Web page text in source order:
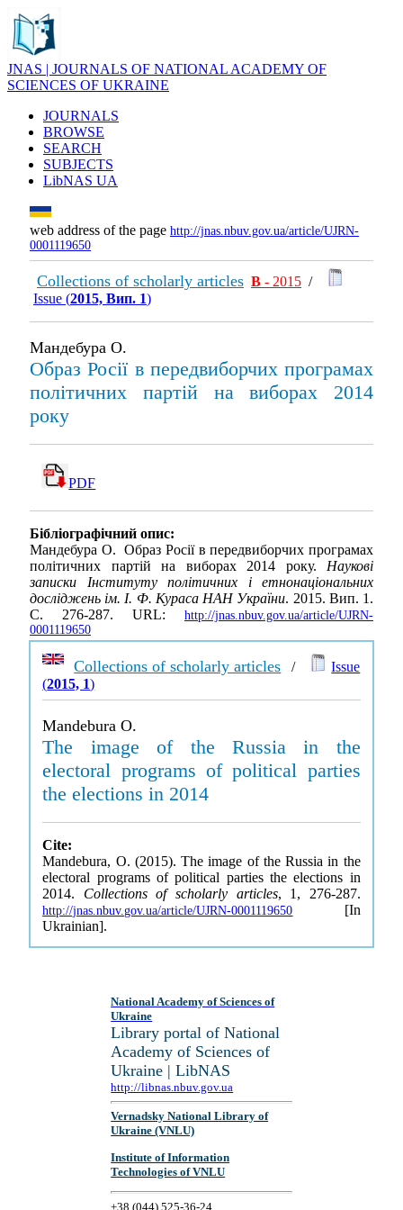
JNAS | JOURNALS OF NATIONAL ACADEMY OF
SCIENCES OF UKRAINE
JOURNALS
BROWSE
SEARCH
SUBJECTS
LibNAS UA
web address of the page http://jnas.nbuv.gov.ua/article/UJRN-
0001119650
Collections of scholarly articles В - 2015 /
Issue (2015, Вип. 1)
Мандебура О.
Образ Росії в передвиборчих програмах
політичних партій на виборах 2014
року
PDF
Бібліографічний опис:
Мандебура О. Образ Росії в передвиборчих програмах
політичних партій на виборах 2014 року. Наукові
записки Інституту політичних і етнонаціональних
досліджень ім. І. Ф. Кураса НАН України. 2015. Вип. 1.
С. 276-287. URL: http://jnas.nbuv.gov.ua/article/UJRN-
0001119650
Collections of scholarly articles /
Issue
(2015, 1)
Mandebura O.
The image of the Russia in the
electoral programs of political parties
the elections in 2014
Cite:
Mandebura, O. (2015). The image of the Russia in the
electoral programs of political parties the elections in
2014. Collections of scholarly articles, 1, 276-287.
http://jnas.nbuv.gov.ua/article/UJRN-0001119650 [In
Ukrainian].
National Academy of Sciences of
Ukraine
Library portal of National
Academy of Sciences of
Ukraine | LibNAS
http://libnas.nbuv.gov.ua
Vernadsky National Library of
Ukraine (VNLU)
Institute of Information
Technologies of VNLU
+38 (044) 525-36-24